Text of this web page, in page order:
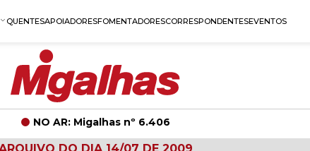
QUENTESAPOIADORESFOMENTADORESCORRESPONDENTESEVENTOS
NO AR: Migalhas nº 6.406